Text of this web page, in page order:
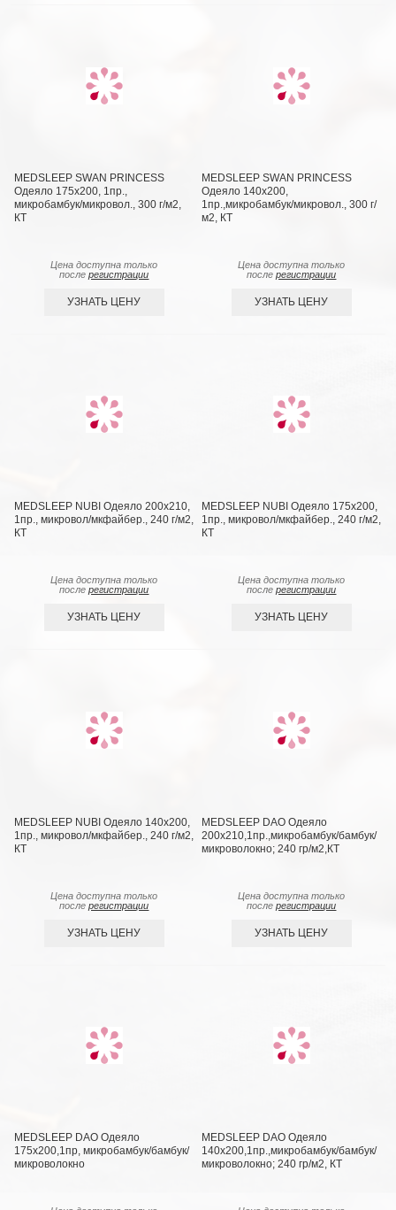
MEDSLEEP SWAN PRINCESS
Одеяло 175х200, 1пр.,
микробамбук/микровол., 300 г/м2,
КТ
Цена доступна только
послерегистрации
УЗНАТЬ ЦЕНУ
MEDSLEEP SWAN PRINCESS
Одеяло 140х200,
1пр.,микробамбук/микровол., 300 г/
м2, КТ
Цена доступна только
послерегистрации
УЗНАТЬ ЦЕНУ
MEDSLEEP NUBI Одеяло 200х210,
1пр., микровол/мкфайбер., 240 г/м2,
КТ
Цена доступна только
послерегистрации
УЗНАТЬ ЦЕНУ
MEDSLEEP NUBI Одеяло 175х200,
1пр., микровол/мкфайбер., 240 г/м2,
КТ
Цена доступна только
послерегистрации
УЗНАТЬ ЦЕНУ
MEDSLEEP NUBI Одеяло 140х200,
1пр., микровол/мкфайбер., 240 г/м2,
КТ
Цена доступна только
послерегистрации
УЗНАТЬ ЦЕНУ
MEDSLEEP DAO Одеяло
200х210,1пр.,микробамбук/бамбук/
микроволокно; 240 гр/м2,КТ
Цена доступна только
послерегистрации
УЗНАТЬ ЦЕНУ
MEDSLEEP DAO Одеяло
175х200,1пр, микробамбук/бамбук/
микроволокно
MEDSLEEP DAO Одеяло
140х200,1пр.,микробамбук/бамбук/
микроволокно; 240 гр/м2, КТ